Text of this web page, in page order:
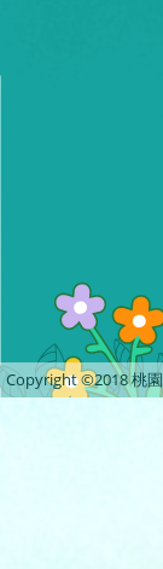
Copyright ©2018 桃